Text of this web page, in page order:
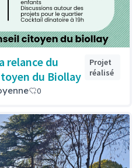
relance du
du Biollay
Projet
réalisé
0